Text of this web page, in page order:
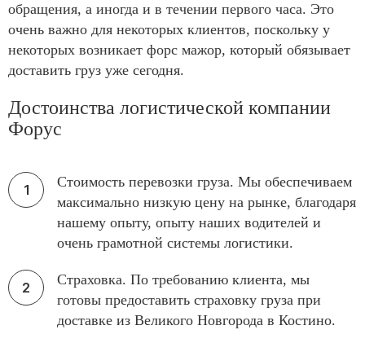
обращения, а иногда и в течении первого часа. Это
очень важно для некоторых клиентов, поскольку у
некоторых возникает форс мажор, который обязывает
доставить груз уже сегодня.
Достоинства логистической компании
Форус
Стоимость перевозки груза. Мы обеспечиваем
максимально низкую цену на рынке, благодаря
нашему опыту, опыту наших водителей и
очень грамотной системы логистики.
Страховка. По требованию клиента, мы
готовы предоставить страховку груза при
доставке из Великого Новгорода в Костино.